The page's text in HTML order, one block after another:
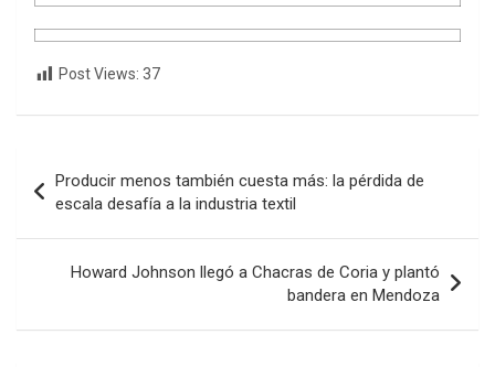
Post Views: 37
de
entradas
Producir menos también cuesta más: la pérdida de
escala desafía a la industria textil
Howard Johnson llegó a Chacras de Coria y plantó
bandera en Mendoza